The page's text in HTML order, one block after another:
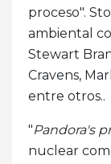
proceso".
ambiental
Stewart
Cravens,
entre otros..
"Pandora's
nuclear